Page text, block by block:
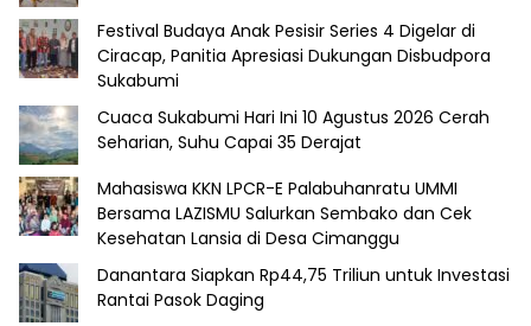
Festival Budaya Anak Pesisir Series 4 Digelar di
Ciracap, Panitia Apresiasi Dukungan Disbudpora
Sukabumi
Cuaca Sukabumi Hari Ini 10 Agustus 2026 Cerah
Seharian, Suhu Capai 35 Derajat
Mahasiswa KKN LPCR-E Palabuhanratu UMMI
Bersama LAZISMU Salurkan Sembako dan Cek
Kesehatan Lansia di Desa Cimanggu
Danantara Siapkan Rp44,75 Triliun untuk Investasi
Rantai Pasok Daging